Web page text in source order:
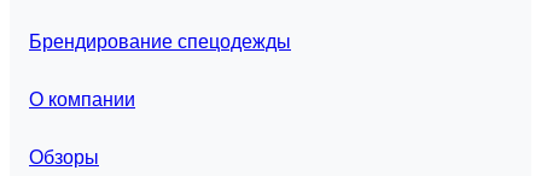
Брендирование спецодежды
О компании
Обзоры